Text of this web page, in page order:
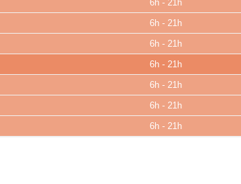
6h - 21h
6h - 21h
6h - 21h
6h - 21h
6h - 21h
6h - 21h
6h - 21h